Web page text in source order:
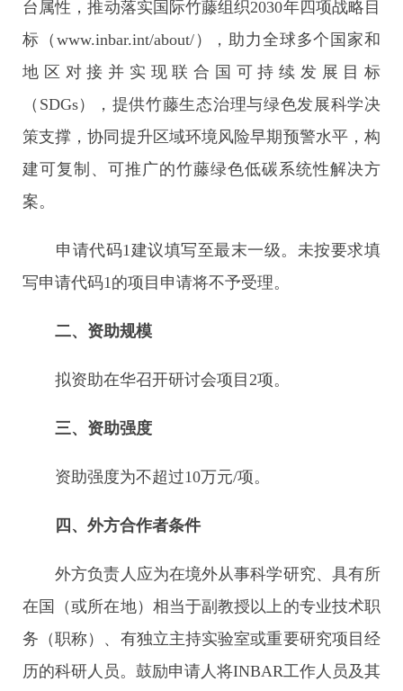
台属性，推动落实国际竹藤组织2030年四项战略目
标（www.inbar.int/about/），助力全球多个国家和
地区对接并实现联合国可持续发展目标
（SDGs），提供竹藤生态治理与绿色发展科学决
策支撑，协同提升区域环境风险早期预警水平，构
建可复制、可推广的竹藤绿色低碳系统性解决方
案。
申请代码1建议填写至最末一级。未按要求填
写申请代码1的项目申请将不予受理。
二、资助规模
拟资助在华召开研讨会项目2项。
三、资助强度
资助强度为不超过10万元/项。
四、外方合作者条件
外方负责人应为在境外从事科学研究、具有所
在国（或所在地）相当于副教授以上的专业技术职
务（职称）、有独立主持实验室或重要研究项目经
历的科研人员。鼓励申请人将INBAR工作人员及其